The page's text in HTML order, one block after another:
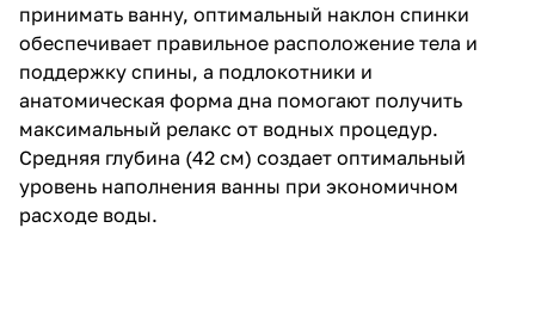
принимать ванну, оптимальный наклон спинки
обеспечивает правильное расположение тела и
поддержку спины, а подлокотники и
анатомическая форма дна помогают получить
максимальный релакс от водных процедур.
Средняя глубина (42 см) создает оптимальный
уровень наполнения ванны при экономичном
расходе воды.